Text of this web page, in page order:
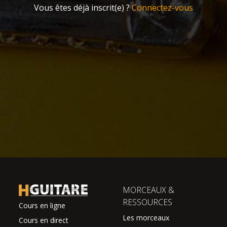
Vous êtes déjà inscrit(e) ?Connectez-vous
Cours en ligne
Cours en direct
MORCEAUX &
RESSOURCES
Les morceaux